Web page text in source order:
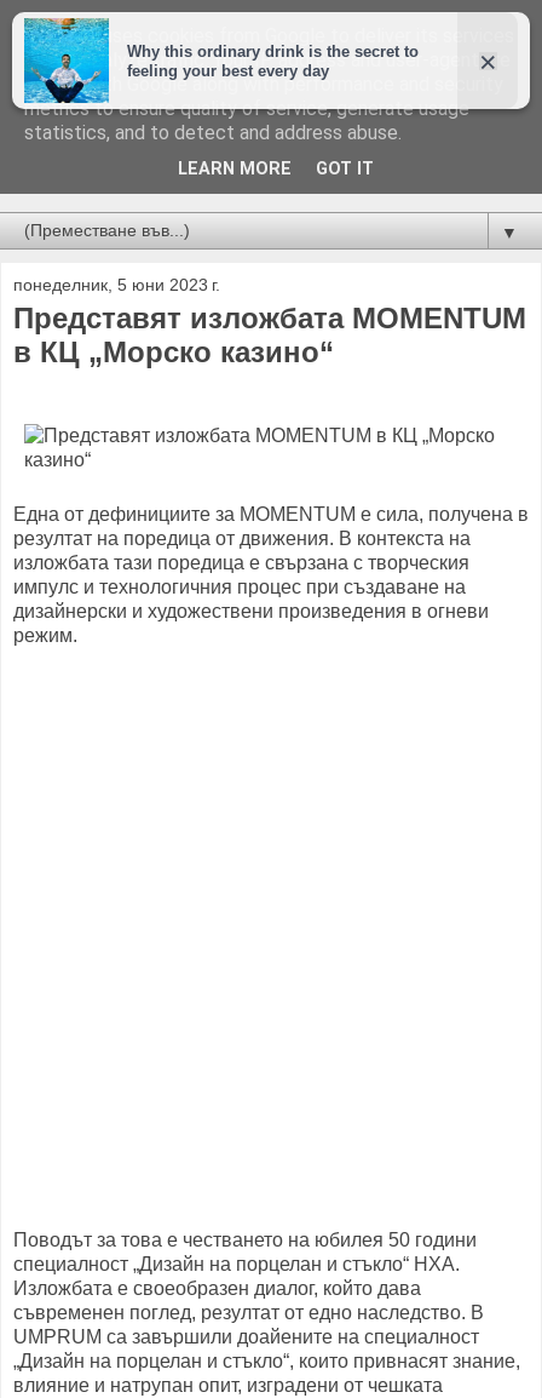
Новини от Бургас, страната и света!
▼
понеделник, 5 юни 2023 г.
Представят изложбата MOMENTUM
в КЦ „Морско казино“
Една от дефинициите за MOMENTUM е сила, получена в
резултат на поредица от движения. В контекста на
изложбата тази поредица е свързана с творческия
импулс и технологичния процес при създаване на
дизайнерски и художествени произведения в огневи
режим.
Поводът за това е честването на юбилея 50 години
специалност „Дизайн на порцелан и стъкло“ НХА.
Изложбата е своеобразен диалог, който дава
съвременен поглед, резултат от едно наследство. В
UMPRUM са завършили доайените на специалност
„Дизайн на порцелан и стъкло“, които привнасят знание,
влияние и натрупан опит, изградени от чешката
This site uses cookies from Google to deliver its services
and to analyze traffic. Your IP address and user-agent are
shared with Google along with performance and security
metrics to ensure quality of service, generate usage
statistics, and to detect and address abuse.
LEARN MORE GOT IT